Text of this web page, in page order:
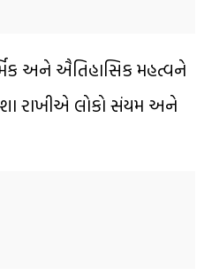
અને ઐતિહાસિક મહત્વને
રાખીએ લોકો સંયમ અને